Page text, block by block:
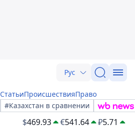
Рус
СтатьиПроисшествияПраво
#Казахстан в сравнении
$469.93 €541.64 ₽5.71